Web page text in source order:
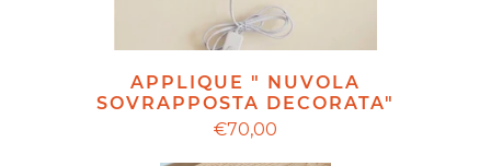
APPLIQUE " NUVOLA
SOVRAPPOSTA DECORATA"
€70,00